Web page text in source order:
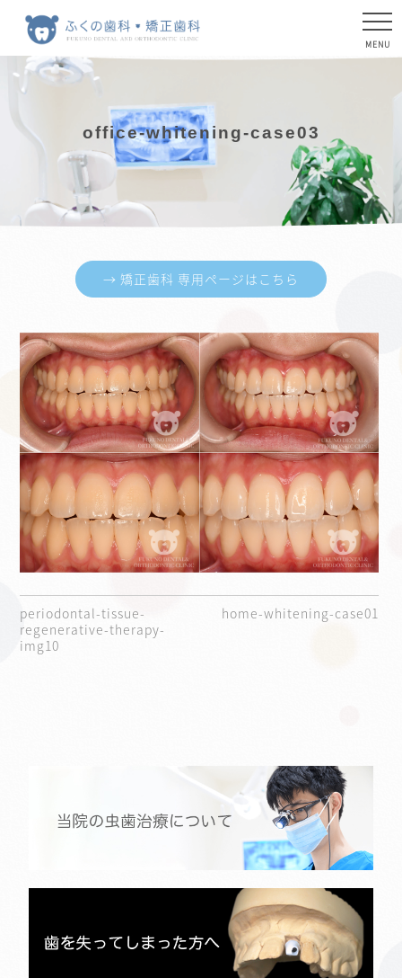
office-whitening-case03
→ 矯正歯科 専用ページはこちら
periodontal-tissue-
regenerative-therapy-
img10
home-whitening-case01